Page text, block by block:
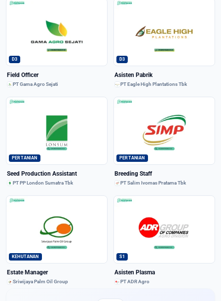
D3
Field Officer
PT Gama Agro Sejati
D3
Asisten Pabrik
PT Eagle High Plantations Tbk
PERTANIAN
Seed Production Assistant
PT PP London Sumatra Tbk
PERTANIAN
Breeding Staff
PT Salim Ivomas Pratama Tbk
KEHUTANAN
Estate Manager
Sriwijaya Palm Oil Group
S1
Asisten Plasma
PT ADR Agro